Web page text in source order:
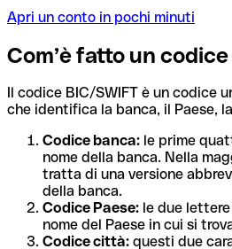
Apri un conto in pochi minuti
Com’è fatto un codice
Il codice BIC/SWIFT è un codice
che identifica la banca, il Paese,
Codice banca: le prime
nome della banca. Nella
tratta di una versione
della banca.
Codice Paese: le due
nome del Paese in cui si
Codice città: questi due